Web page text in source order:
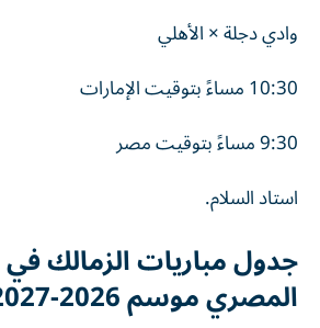
وادي دجلة × الأهلي
10:30 مساءً بتوقيت الإمارات
9:30 مساءً بتوقيت مصر
استاد السلام.
جدول مباريات الزمالك
المصري موسم 2026-2027